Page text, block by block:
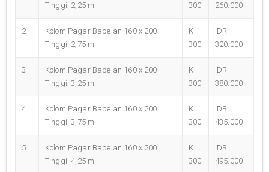
Tinggi: 2,25 m
300
260.000
2
Kolom Pagar Babelan 160 x 200
Tinggi: 2,75 m
K
300
IDR
320.000
3
Kolom Pagar Babelan 160 x 200
Tinggi: 3,25 m
K
300
IDR
380.000
4
Kolom Pagar Babelan 160 x 200
Tinggi: 3,75 m
K
300
IDR
435.000
5
Kolom Pagar Babelan 160 x 200
Tinggi: 4,25 m
K
300
IDR
495.000